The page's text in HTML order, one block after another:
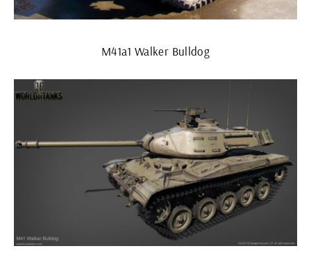
M41a1 Walker Bulldog